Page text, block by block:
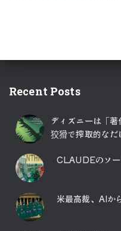
Recent Posts
ディズニーは「
狡猾で搾取的なだ
CLAUDEのソー
米最高裁、AIか